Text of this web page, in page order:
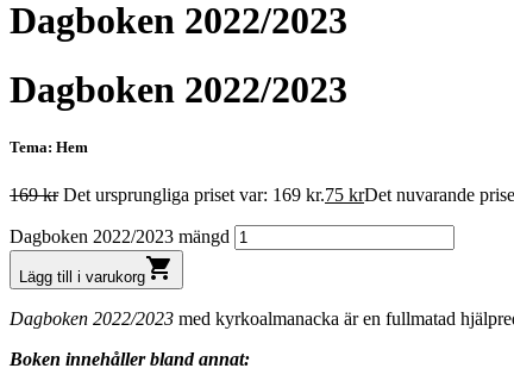
Dagboken 2022/2023
Dagboken 2022/2023
Tema: Hem
169kr Det ursprungliga priset var: 169 kr.75 krDet nuvarande
Dagboken 2022/2023 mängd
Lägg till i varukorgshopping_cart
Dagboken 2022/2023 med kyrkoalmanacka är en fullmatad
Boken innehåller bland annat: